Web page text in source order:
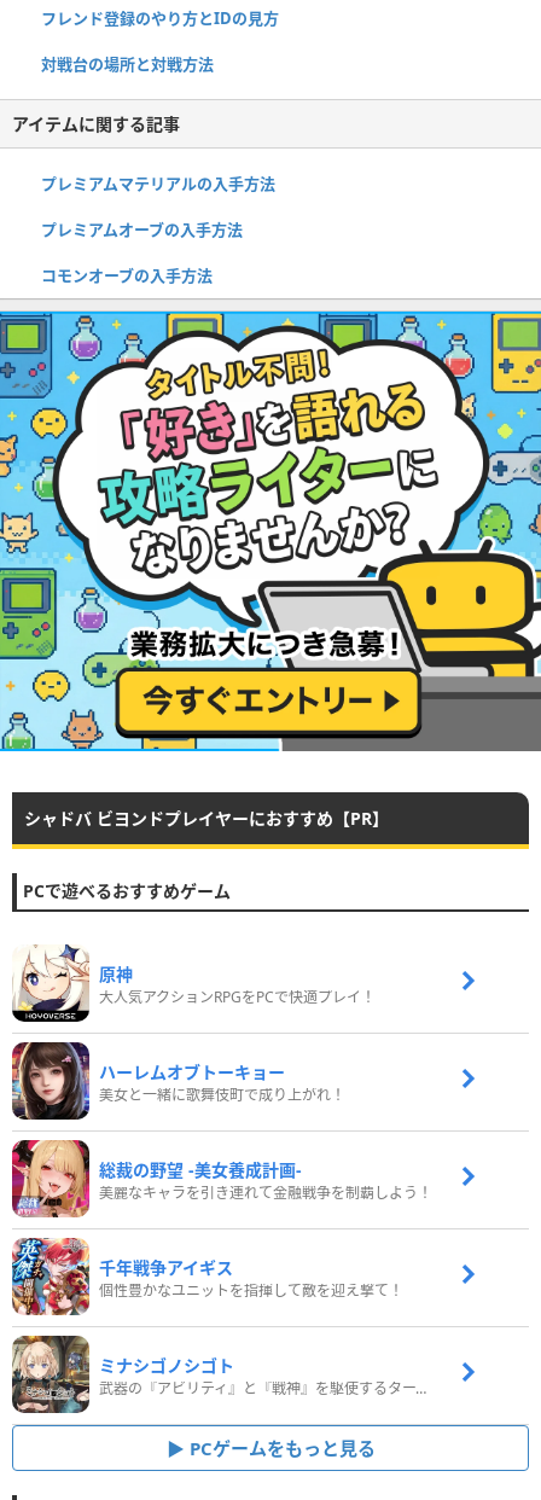
フレンド登録のやり方とIDの見方
対戦台の場所と対戦方法
アイテムに関する記事
プレミアムマテリアルの入手方法
プレミアムオーブの入手方法
コモンオーブの入手方法
シャドバ ビヨンドプレイヤーにおすすめ【PR】
PCで遊べるおすすめゲーム
原神
大人気アクションRPGをPCで快適プレイ！
ハーレムオブトーキョー
美女と一緒に歌舞伎町で成り上がれ！
総裁の野望 -美女養成計画-
美麗なキャラを引き連れて金融戦争を制覇しよう！
千年戦争アイギス
個性豊かなユニットを指揮して敵を迎え撃て！
ミナシゴノシゴト
武器の『アビリティ』と『戦神』を駆使するターン制コマンドバトルRPG！
PCゲームをもっと見る